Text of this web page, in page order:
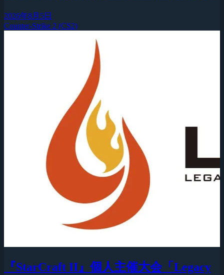
2026年8月5日
Counter-Strike 2 (CS2)
『StarCraft II』個人主催大会「Legacy